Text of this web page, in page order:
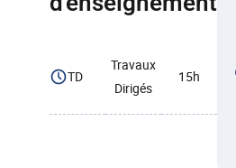
TD
Travaux
Dirigés
15h